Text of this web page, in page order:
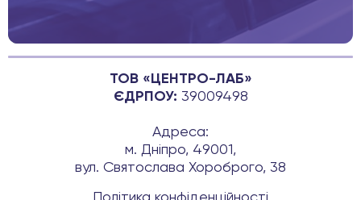
ТОВ «ЦЕНТРО-ЛАБ»
ЄДРПОУ: 39009498
Адреса:
м. Дніпро, 49001,
вул. Святослава Хороброго, 38